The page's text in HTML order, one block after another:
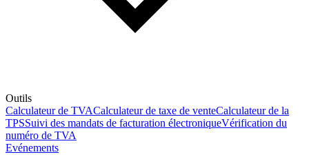
Outils
Calculateur de TVACalculateur de taxe de venteCalculateur de la
TPSSuivi des mandats de facturation électroniqueVérification du
numéro de TVA
Evénements